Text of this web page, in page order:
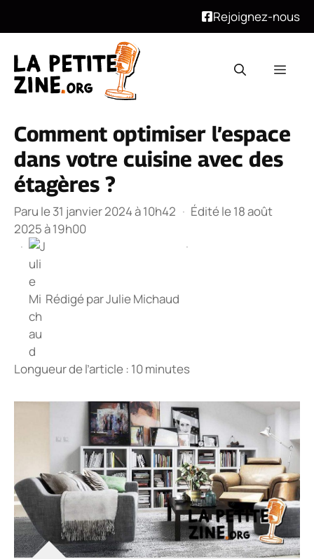
Rejoignez-nous
contenu
Comment optimiser l’espace
dans votre cuisine avec des
étagères ?
Paru le 31 janvier 2024 à 10h42 · Édité le 18 août
2025 à 19h00
·
Rédigé parJulie Michaud
·
Longueur de l’article : 10 minutes